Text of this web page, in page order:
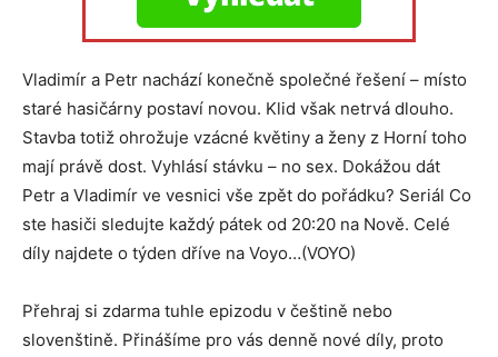
Vladimír a Petr nachází konečně společné řešení – místo
staré hasičárny postaví novou. Klid však netrvá dlouho.
Stavba totiž ohrožuje vzácné květiny a ženy z Horní toho
mají právě dost. Vyhlásí stávku – no sex. Dokážou dát
Petr a Vladimír ve vesnici vše zpět do pořádku? Seriál Co
ste hasiči sledujte každý pátek od 20:20 na Nově. Celé
díly najdete o týden dříve na Voyo…(VOYO)
Přehraj si zdarma tuhle epizodu v češtině nebo
slovenštině. Přinášíme pro vás denně nové díly, proto